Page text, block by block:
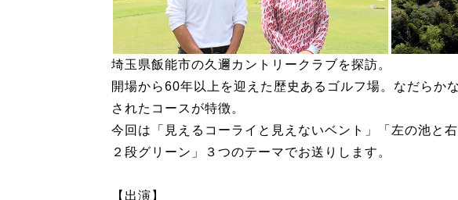
埼玉県飯能市の久邇カントリークラブを探訪。
開場から60年以上を迎えた歴史あるゴルフ場。なだらか
されたコースが特徴。
今回は「見えるコーライと見えないベント」「左の池と
２段グリーン」３つのテーマでお送りします。
【出演】